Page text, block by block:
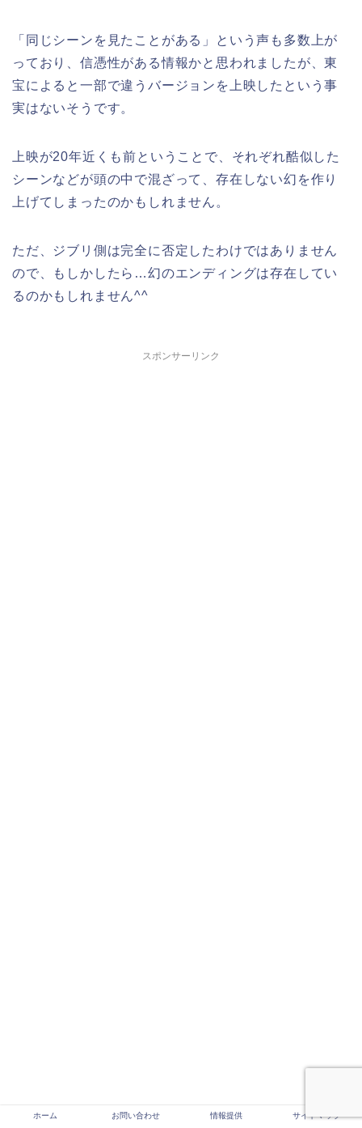
「同じシーンを見たことがある」という声も多数上が
っており、信憑性がある情報かと思われましたが、東
宝によると一部で違うバージョンを上映したという事
実はないそうです。
上映が20年近くも前ということで、それぞれ酷似した
シーンなどが頭の中で混ざって、存在しない幻を作り
上げてしまったのかもしれません。
ただ、ジブリ側は完全に否定したわけではありません
ので、もしかしたら…幻のエンディングは存在してい
るのかもしれません^^
スポンサーリンク
ホーム お問い合わせ 情報提供 サイトマップ